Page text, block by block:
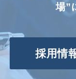
場”
採用情